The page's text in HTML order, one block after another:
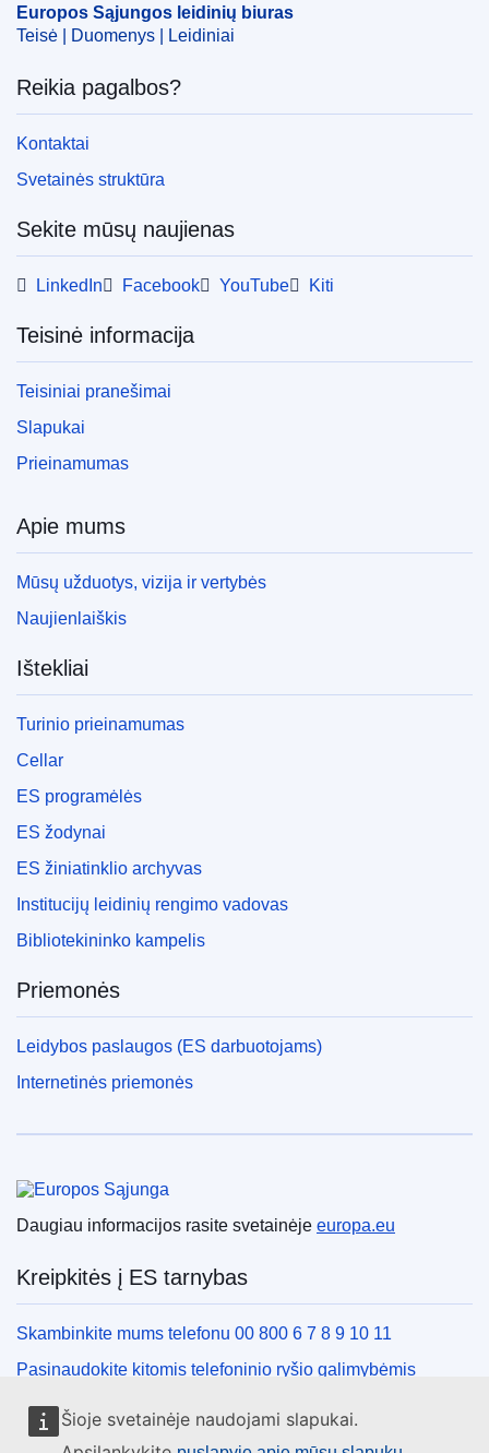
Šioje svetainėje naudojami slapukai.
CELEX : 52015PC0656
Europos Sąjungos leidinių biuras
Teisė | Duomenys | Leidiniai
Reikia pagalbos?
Kontaktai
Svetainės struktūra
Sekite mūsų naujienas
LinkedIn Facebook YouTube Kiti
Teisinė informacija
Teisiniai pranešimai
Slapukai
Prieinamumas
Apie mums
Mūsų užduotys, vizija ir vertybės
Naujienlaiškis
Ištekliai
Turinio prieinamumas
Cellar
ES programėlės
ES žodynai
ES žiniatinklio archyvas
Institucijų leidinių rengimo vadovas
Bibliotekininko kampelis
Priemonės
Leidybos paslaugos (ES darbuotojams)
Internetinės priemonės
Daugiau informacijos rasite svetainėje europa.eu
Kreipkitės į ES tarnybas
Skambinkite mums telefonu 00 800 6 7 8 9 10 11
Pasinaudokite kitomis telefoninio ryšio galimybėmis
Rašykite mums naudodamiesi kontaktine forma
Susitikime viename iš ES biurų